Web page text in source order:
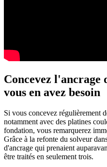
Concevez l'ancrage
vous en avez besoin
Si vous concevez régulièrement
notamment avec des platines
fondation, vous remarquerez
Grâce à la refonte du solveur
d'ancrage qui prenaient
être traités en seulement trois.